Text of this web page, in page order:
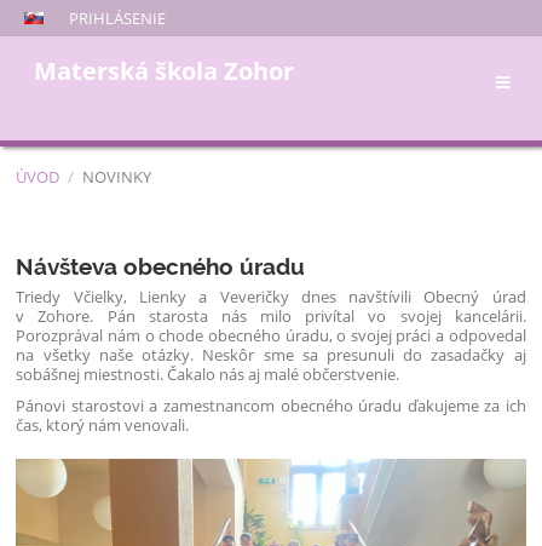
PRIHLÁSENIE
Materská škola Zohor
ÚVOD / NOVINKY
Návšteva obecného úradu
Triedy Včielky, Lienky a Veveričky dnes navštívili Obecný úrad
v Zohore. Pán starosta nás milo privítal vo svojej kancelárii.
Porozprával nám o chode obecného úradu, o svojej práci a odpovedal
na všetky naše otázky. Neskôr sme sa presunuli do zasadačky aj
sobášnej miestnosti. Čakalo nás aj malé občerstvenie.
Pánovi starostovi a zamestnancom obecného úradu ďakujeme za ich
čas, ktorý nám venovali.